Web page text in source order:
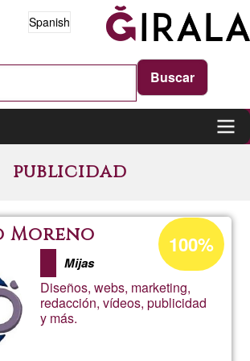
Spanish
publicidad
Moreno
Mijas
Diseños, webs, marketing,
redacción, vídeos, publicidad
y más.
Porcentaje
de
aceptación
de
100%